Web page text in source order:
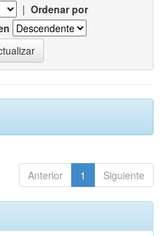
| Ordenar por
Anterior 1 Siguiente